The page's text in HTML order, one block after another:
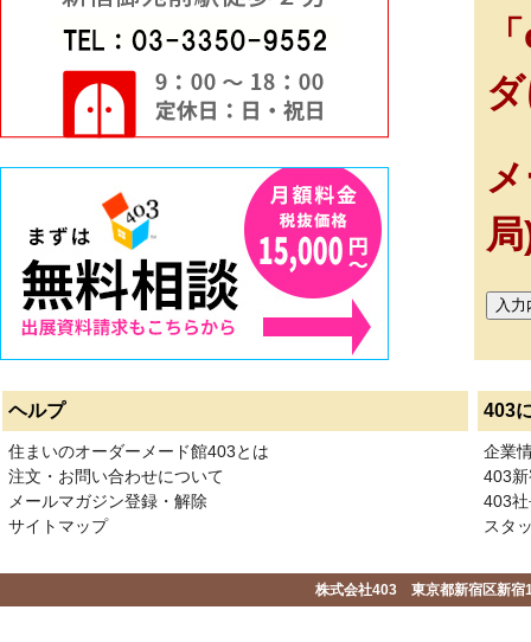
ヘルプ 403
住まいのオーダーメード館403とは
注文・お問い合わせについて
メールマガジン登録・解除
サイトマップ
企業
403
403
スタ
株式会社403 東京都新宿区新